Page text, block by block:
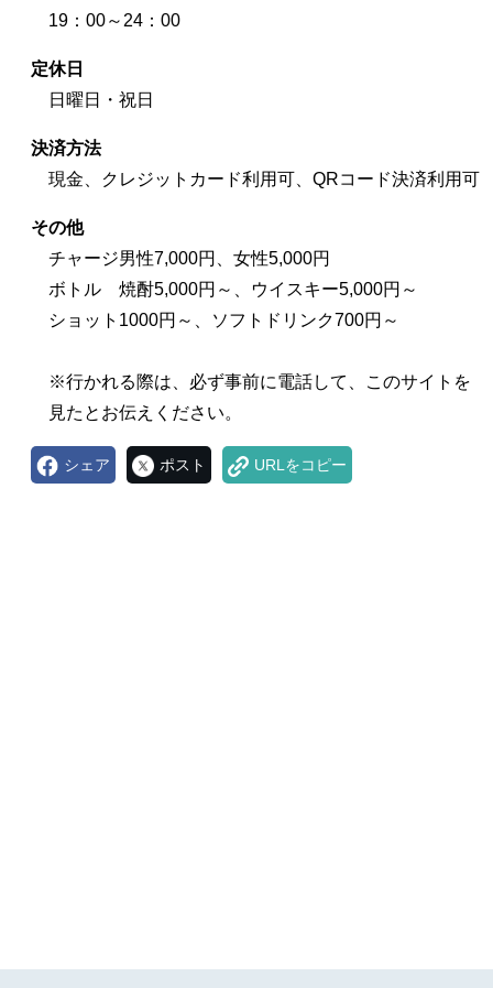
19：00～24：00
定休日
日曜日・祝日
決済方法
現金、クレジットカード利用可、QRコード決済利用可
その他
チャージ男性7,000円、女性5,000円
ボトル 焼酎5,000円～、ウイスキー5,000円～
ショット1000円～、ソフトドリンク700円～
※行かれる際は、必ず事前に電話して、このサイトを
見たとお伝えください。
シェア ポスト URLをコピー